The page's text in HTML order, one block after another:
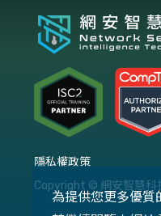
隱私權政策
Copyright © 網安智慧科
為提供您更多優質